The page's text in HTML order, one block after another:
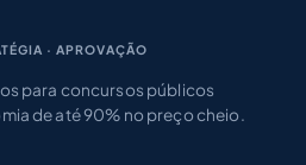
· APROVAÇÃO
para concursos públicos
de até 90% no preço cheio.